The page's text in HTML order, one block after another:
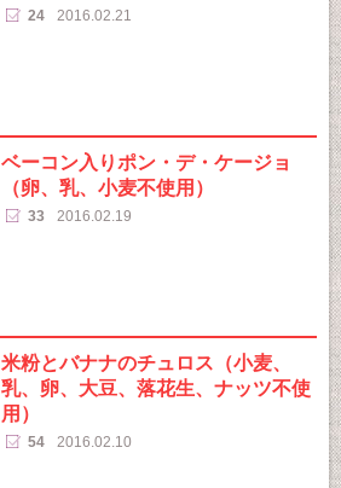
24 2016.02.21
ベーコン入りポン・デ・ケージョ
（卵、乳、小麦不使用）
33 2016.02.19
米粉とバナナのチュロス（小麦、
乳、卵、大豆、落花生、ナッツ不使
用）
54 2016.02.10